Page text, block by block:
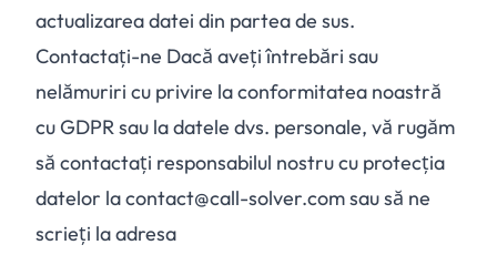
actualizarea datei din partea de sus.
Contactați-ne Dacă aveți întrebări sau
nelămuriri cu privire la conformitatea noastră
cu GDPR sau la datele dvs. personale, vă rugăm
să contactați responsabilul nostru cu protecția
datelor la contact@call-solver.com sau să ne
scrieți la adresa